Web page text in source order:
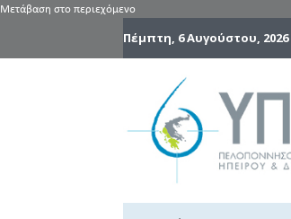
Μετάβαση στο περιεχόμενο
Πέμπτη, 6 Αυγούστου, 2026